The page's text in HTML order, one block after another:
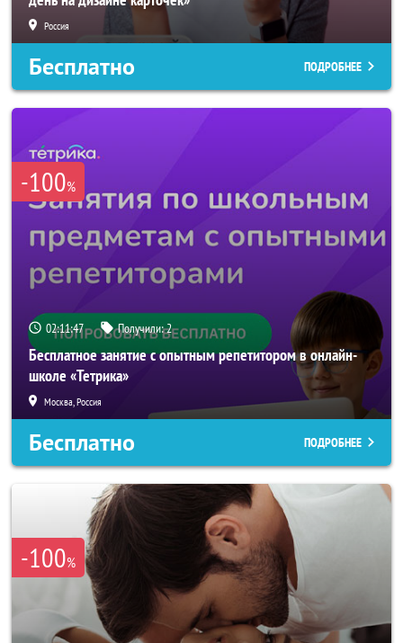
Россия
Бесплатно ПОДРОБНЕЕ
-100%
02:11:46 Получили:2
Бесплатное занятие с опытным репетитором в онлайн-
школе «Тетрика»
Москва, Россия
Бесплатно ПОДРОБНЕЕ
-100%